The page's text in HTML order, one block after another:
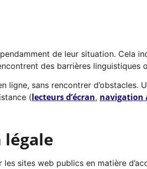
de leur situation. Cela
des barrières linguistiques
ligne, sans rencontrer d’obstacles.
(lecteurs d’écran, navigation
légale
sites web publics en matière